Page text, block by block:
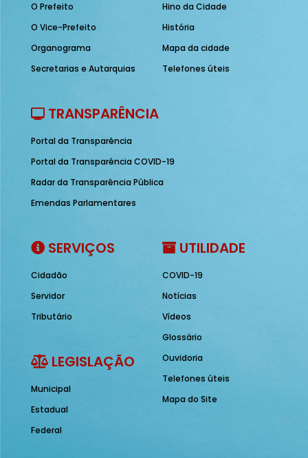
O Prefeito
O Vice-Prefeito
Organograma
Secretarias e Autarquias
Hino da Cidade
História
Mapa da cidade
Telefones úteis
TRANSPARÊNCIA
Portal da Transparência
Portal da Transparência COVID-19
Radar da Transparência Pública
Emendas Parlamentares
SERVIÇOS
Cidadão
Servidor
Tributário
LEGISLAÇÃO
Municipal
Estadual
Federal
UTILIDADE
COVID-19
Notícias
Vídeos
Glossário
Ouvidoria
Telefones úteis
Mapa do Site